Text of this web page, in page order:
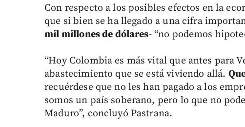
Con respecto a los posibles efectos en la
que si bien se ha llegado a una cifra
mil millones de dólares- “no podemos
“Hoy Colombia es más vital que antes para
abastecimiento que se está viviendo allá.
recuérdese que no les han pagado a los
somos un país soberano, pero lo que no
Maduro”, concluyó Pastrana.